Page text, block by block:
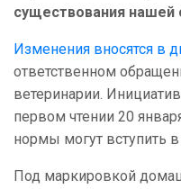
существования нашей
Изменения вносятся в
ответственном
ветеринарии.
первом чтении 20
нормы могут вступить в
Под маркировкой